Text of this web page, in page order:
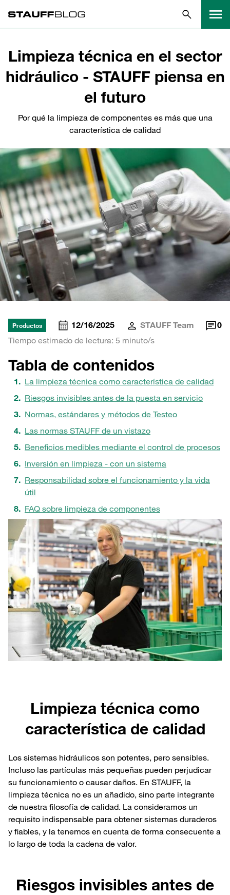
Limpieza técnica en el sector
hidráulico - STAUFF piensa en
el futuro
Por qué la limpieza de componentes es más que una
característica de calidad
Productos 12/16/2025 STAUFF Team
0
Tiempo estimado de lectura: 5 minuto/s
Tabla de contenidos
La limpieza técnica como característica de calidad
Riesgos invisibles antes de la puesta en servicio
Normas, estándares y métodos de Testeo
Las normas STAUFF de un vistazo
Beneficios medibles mediante el control de procesos
Inversión en limpieza - con un sistema
Responsabilidad sobre el funcionamiento y la vida
útil
FAQ sobre limpieza de componentes
Limpieza técnica como
característica de calidad
Los sistemas hidráulicos son potentes, pero sensibles.
Incluso las partículas más pequeñas pueden perjudicar
su funcionamiento o causar daños. En STAUFF, la
limpieza técnica no es un añadido, sino parte integrante
de nuestra filosofía de calidad. La consideramos un
requisito indispensable para obtener sistemas duraderos
y fiables, y la tenemos en cuenta de forma consecuente a
lo largo de toda la cadena de valor.
Riesgos invisibles antes de